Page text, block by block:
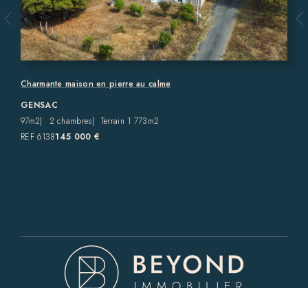
Charmante maison en pierre au calme
GENSAC
97m2
2 chambres
Terrain 1 773m2
REF 6138145 000 €